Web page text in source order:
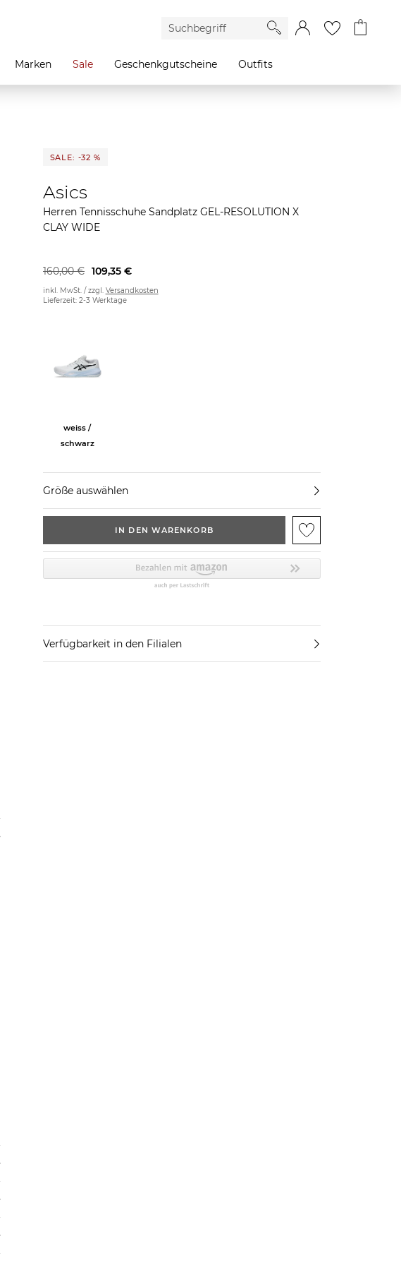
Marken Sale Geschenkgutscheine Outfits
SALE: -32 %
Asics
Herren Tennisschuhe Sandplatz GEL-RESOLUTION X
CLAY WIDE
109,35 €
160,00 €
inkl. MwSt. / zzgl. Versandkosten
Lieferzeit: 2-3 Werktage
weiss /
schwarz
Größe auswählen
IN DEN WARENKORB
Verfügbarkeit in den Filialen